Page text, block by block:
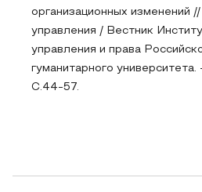
организационных изменений
управления / Вестник
управления и права
гуманитарного
С.44-57.